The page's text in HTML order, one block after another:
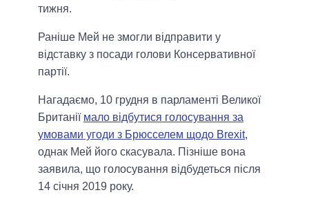
тижня.
Раніше Мей не змогли відправити у
відставку з посади голови Консервативної
партії.
Нагадаємо, 10 грудня в парламенті Великої
Британії мало відбутися голосування за
умовами угоди з Брюсселем щодо Brexit,
однак Мей його скасувала. Пізніше вона
заявила, що голосування відбудеться після
14 січня 2019 року.